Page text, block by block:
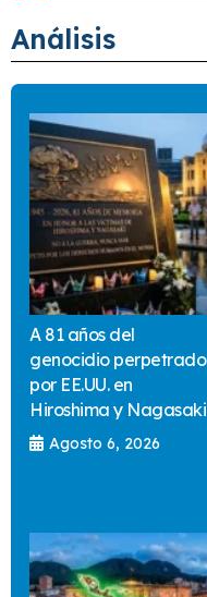
Análisis
A 81 años del
genocidio perpetrado
por EE.UU. en
Hiroshima y Nagasaki
Agosto 6, 2026